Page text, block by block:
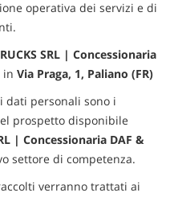
operativa dei servizi e di
SRL | Concessionaria
in Via Praga, 1, Paliano (FR)
dati personali sono i
prospetto disponibile
| Concessionaria DAF &
settore di competenza.
verranno trattati ai